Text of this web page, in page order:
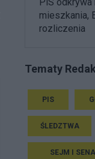
mieszkania,
rozliczenia
Tematy
PIS
ŚLEDZTWA
SEJM I